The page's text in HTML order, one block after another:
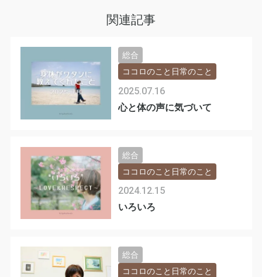
関連記事
心と体の声に気づいて
2025.07.16
総合
ココロのこと日常のこと
いろいろ
2024.12.15
総合
ココロのこと日常のこと
総合
ココロのこと日常のこと